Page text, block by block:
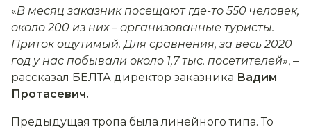
«В месяц заказник посещают где-то 550 человек,
около 200 из них– организованные туристы.
Приток ощутимый. Для сравнения, за весь 2020
год у нас побывали около 1,7 тыс. посетителей», –
рассказал БЕЛТА директор заказника Вадим
Протасевич.
Предыдущая тропа была линейного типа. То